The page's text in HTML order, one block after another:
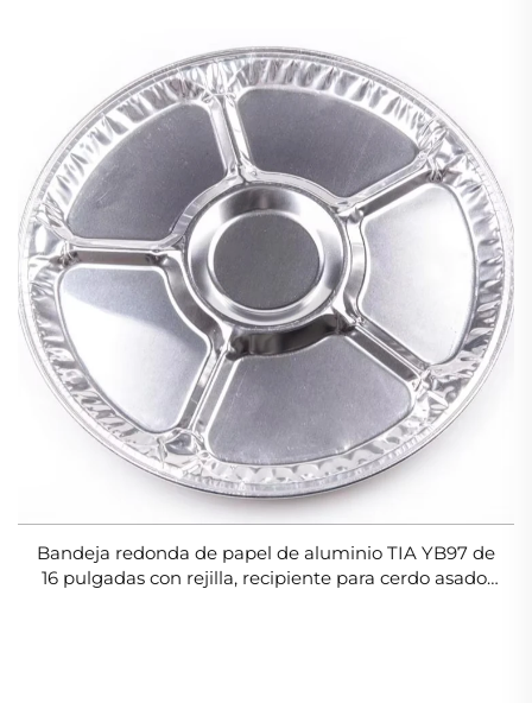
Bandeja redonda de papel de aluminio TIA YB97 de
16 pulgadas con rejilla, recipiente para cerdo asado,